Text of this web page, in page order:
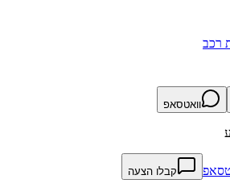
רכב
וואטסאפ
קבלו הצעה